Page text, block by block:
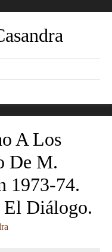
A Los
De M.
1973-74.
El Diálogo.